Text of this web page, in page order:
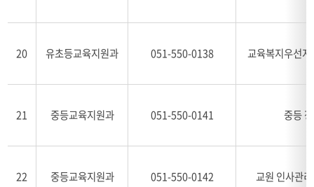
20 유초등교육지원과 051-550-0138 교육복지우선
21 중등교육지원과 051-550-0141 중등
22 중등교육지원과 051-550-0142 교원 인사관